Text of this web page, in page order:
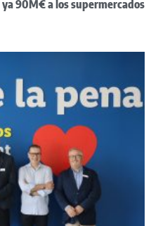
90M€ a los supermercados